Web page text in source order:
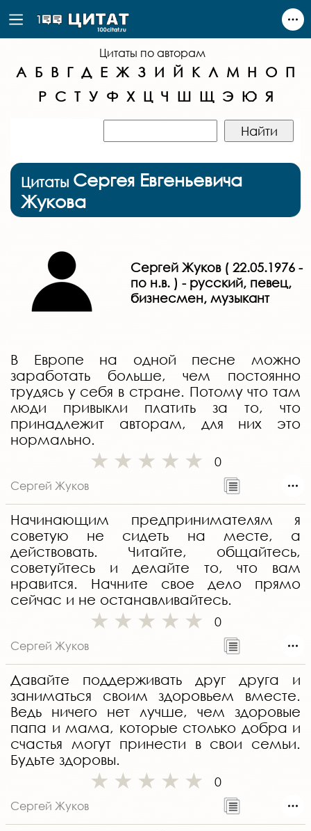
Цитаты по авторам
А Б В Г Д Е Ж З И Й К Л М Н О П
Р С Т У Ф Х Ц Ч Ш Щ Э Ю Я
Цитаты Сергея Евгеньевича
Жукова
Сергей Жуков ( 22.05.1976 -
по н.в. ) - русский, певец,
бизнесмен, музыкант
В Европе на одной песне можно
заработать больше, чем постоянно
трудясь у себя в стране. Потому что там
люди привыкли платить за то, что
принадлежит авторам, для них это
нормально.
0
Сергей Жуков
Начинающим предпринимателям я
советую не сидеть на месте, а
действовать. Читайте, общайтесь,
советуйтесь и делайте то, что вам
нравится. Начните свое дело прямо
сейчас и не останавливайтесь.
0
Сергей Жуков
Давайте поддерживать друг друга и
заниматься своим здоровьем вместе.
Ведь ничего нет лучше, чем здоровые
папа и мама, которые столько добра и
счастья могут принести в свои семьи.
Будьте здоровы.
0
Сергей Жуков